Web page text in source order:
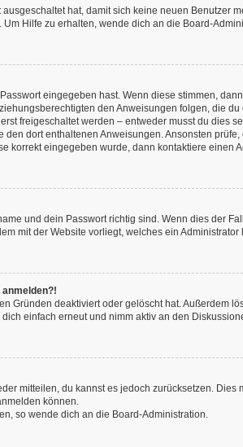
hat, damit sich keine neuen Benutzer
Hilfe zu erhalten, wende dich an die Board-
eingegeben hast. Wenn diese stimmen,
den Anweisungen folgen, die
freigeschaltet werden – entweder musst du dies
dort enthaltenen Anweisungen. Ansonsten
korrekt eingegeben wurde, dann kontaktiere einen
und dein Passwort richtig sind. Wenn dies der
mit der Website vorliegt, welches ein Administrator
Gründen deaktiviert oder gelöscht hat. Außerdem
einfach erneut und nimm aktiv an den
mitteilen, du kannst es jedoch zurücksetzen.
können.
so wende dich an die Board-Administration.